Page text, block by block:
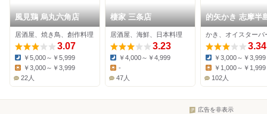
風見鶏 烏丸六角店
居酒屋、焼き鳥、創作料理
3.07
Dinner:
￥5,000～￥5,999
Lunch:
￥3,000～￥3,999
22人
棲家 三条店
居酒屋、海鮮、日本料理
3.23
Dinner:
￥4,000～￥4,999
Lunch:
-
47人
的矢かき 志摩半
3.34
Dinner:
￥3,000～￥3,999
￥1,000～￥1,999
102人
広告を非表示